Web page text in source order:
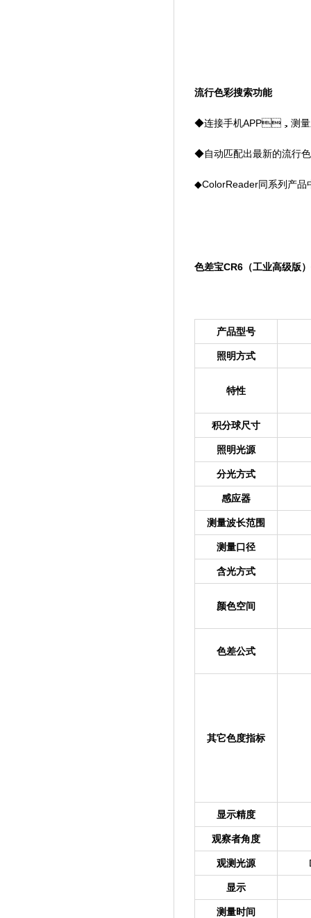
流行色彩搜索功能
◆连接手机APP，测量颜
◆自动匹配出最新的流行色
◆ColorReader同系列产品中
色差宝CR6（工业高级版
产品型号
照明方式
特性
积分球尺寸
照明光源
分光方式
感应器
测量波长范围
测量口径
含光方式
颜色空间
色差公式
其它色度指标
显示精度
观察者角度
观测光源
显示
测量时间